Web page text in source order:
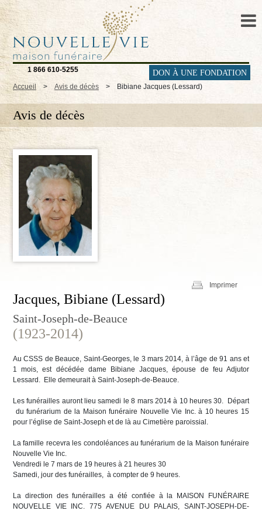
1 866 610-5255 DON À UNE FONDATION
Accueil > Avis de décès > Bibiane Jacques (Lessard)
Avis de décès
Imprimer
Jacques, Bibiane (Lessard)
Saint-Joseph-de-Beauce
(1923-2014)
Au CSSS de Beauce, Saint-Georges, le 3 mars 2014, à l’âge de 91 ans et
1 mois, est décédée dame Bibiane Jacques, épouse de feu Adjutor
Lessard. Elle demeurait à Saint-Joseph-de-Beauce.
Les funérailles auront lieu samedi le 8 mars 2014 à 10 heures 30. Départ
du funérarium de la Maison funéraire Nouvelle Vie Inc. à 10 heures 15
pour l’église de Saint-Joseph et de là au Cimetière paroissial.
La famille recevra les condoléances au funérarium de la Maison funéraire
Nouvelle Vie Inc.
Vendredi le 7 mars de 19 heures à 21 heures 30
Samedi, jour des funérailles, à compter de 9 heures.
La direction des funérailles a été confiée à la MAISON FUNÉRAIRE
NOUVELLE VIE INC. 775 AVENUE DU PALAIS, SAINT-JOSEPH-DE-